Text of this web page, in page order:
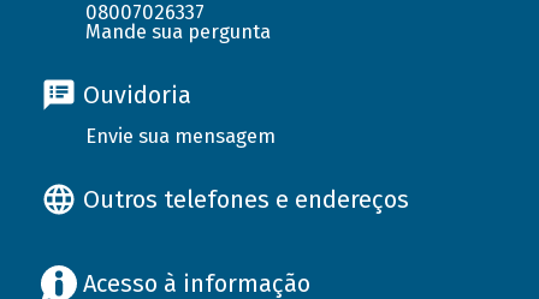
08007026337
Mande sua pergunta
Ouvidoria
Envie sua mensagem
Outros telefones e endereços
Acesso à informação